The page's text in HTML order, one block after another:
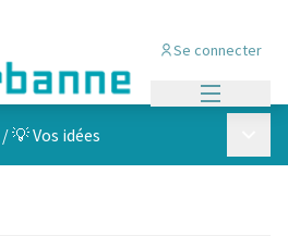
Se connecter
/💡 Vos idées